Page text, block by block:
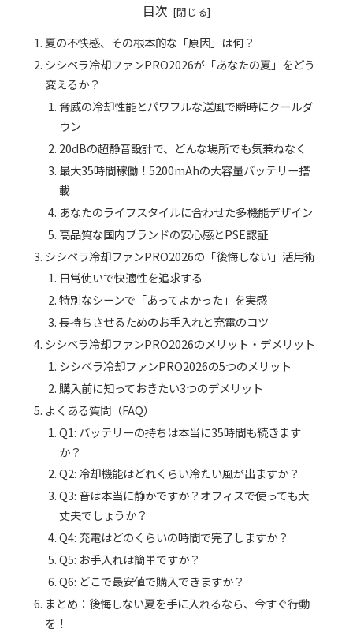
目次
夏の不快感、その根本的な「原因」は何？
シシベラ冷却ファンPRO2026が「あなたの夏」をどう
変えるか？
脅威の冷却性能とパワフルな送風で瞬時にクールダ
ウン
20dBの超静音設計で、どんな場所でも気兼ねなく
最大35時間稼働！5200mAhの大容量バッテリー搭
載
あなたのライフスタイルに合わせた多機能デザイン
高品質な国内ブランドの安心感とPSE認証
シシベラ冷却ファンPRO2026の「後悔しない」活用術
日常使いで快適性を追求する
特別なシーンで「あってよかった」を実感
長持ちさせるためのお手入れと充電のコツ
シシベラ冷却ファンPRO2026のメリット・デメリット
シシベラ冷却ファンPRO2026の5つのメリット
購入前に知っておきたい3つのデメリット
よくある質問（FAQ）
Q1: バッテリーの持ちは本当に35時間も続きます
か？
Q2: 冷却機能はどれくらい冷たい風が出ますか？
Q3: 音は本当に静かですか？オフィスで使っても大
丈夫でしょうか？
Q4: 充電はどのくらいの時間で完了しますか？
Q5: お手入れは簡単ですか？
Q6: どこで最安値で購入できますか？
まとめ：後悔しない夏を手に入れるなら、今すぐ行動
を！